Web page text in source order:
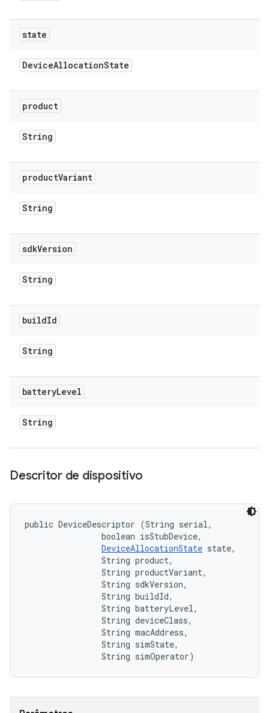
state
DeviceAllocationState
product
String
productVariant
String
sdkVersion
String
buildId
String
batteryLevel
String
Descritor de dispositivo
public DeviceDescriptor (String serial,
                boolean isStubDevice,
DeviceAllocationState state,
                String product,
                String productVariant,
                String sdkVersion,
                String buildId,
                String batteryLevel,
                String deviceClass,
                String macAddress,
                String simState,
                String simOperator)